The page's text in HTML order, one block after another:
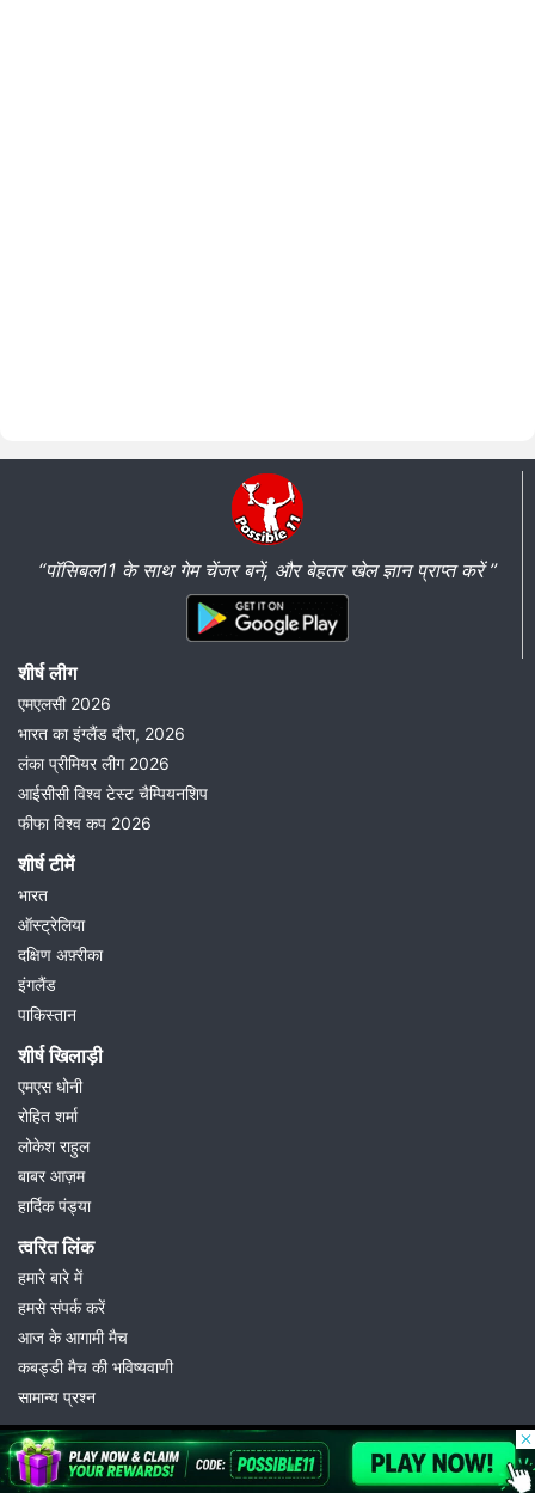
“पॉसिबल11 के साथ गेम चेंजर बनें, और बेहतर खेल ज्ञान प्राप्त करें ”
शीर्ष लीग
एमएलसी 2026
भारत का इंग्लैंड दौरा, 2026
लंका प्रीमियर लीग 2026
आईसीसी विश्व टेस्ट चैम्पियनशिप
फीफा विश्व कप 2026
शीर्ष टीमें
भारत
ऑस्ट्रेलिया
दक्षिण अफ़्रीका
इंगलैंड
पाकिस्तान
शीर्ष खिलाड़ी
एमएस धोनी
रोहित शर्मा
लोकेश राहुल
बाबर आज़म
हार्दिक पंड्या
त्वरित लिंक
हमारे बारे में
हमसे संपर्क करें
आज के आगामी मैच
कबड्डी मैच की भविष्यवाणी
सामान्य प्रश्न
© 2026 Possible11
All rights reserved